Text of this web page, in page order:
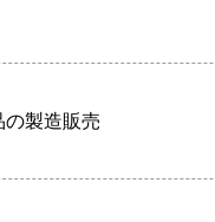
の製造販売